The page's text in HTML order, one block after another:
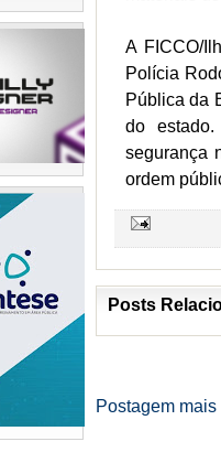
A FICCO/
Polícia
Pública da
do
segurança
ordem
Posts
Postagem